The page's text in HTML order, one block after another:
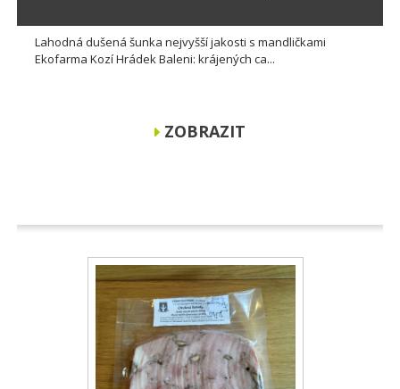
Lahodná dušená šunka nejvyšší jakosti s mandličkami
Ekofarma Kozí Hrádek Baleni: krájených ca...
ZOBRAZIT